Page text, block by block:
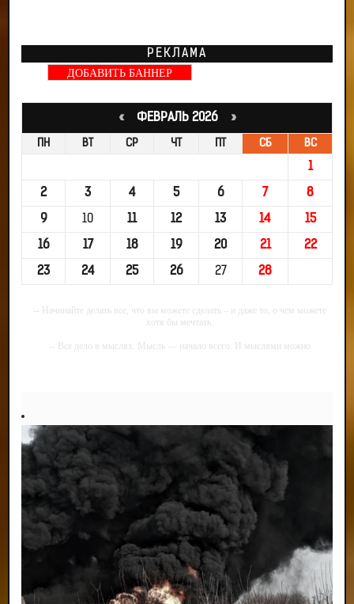
РЕКЛАМА
ДОБАВИТЬ БАННЕР
«ФЕВРАЛЬ 2026 »
ПН ВТ СР ЧТ ПТ СБ ВС
1
2 3 4 5 6 7 8
9 10 11 12 13 14 15
16 17 18 19 20 21 22
23 24 25 26 27 28
-- Начинайте делать все, что вы можете сделать – и даже то, о чем можете
хотя бы мечтать.
-- Все дело в мыслях. Мысль — начало всего. И мыслями можно
-- Самое большое богатство — это ум. Самая большая нищета — глупость.
Из всех страхов самый пугающий — самолюбование.
-- Лучшее, что можно сделать с хорошим советом, это пропустить его
мимо ушей. Он никогда не бывает полезен никому, кроме того, кто его дал.
-- Люблю давать советы и очень не люблю, когда их дают мне.